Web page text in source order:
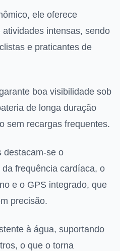
ele oferece
intensas, sendo
e praticantes de
boa visibilidade sob
de longa duração
sem recargas frequentes.
destacam-se o
frequência cardíaca, o
e o GPS integrado, que
precisão.
à água, suportando
o que o torna